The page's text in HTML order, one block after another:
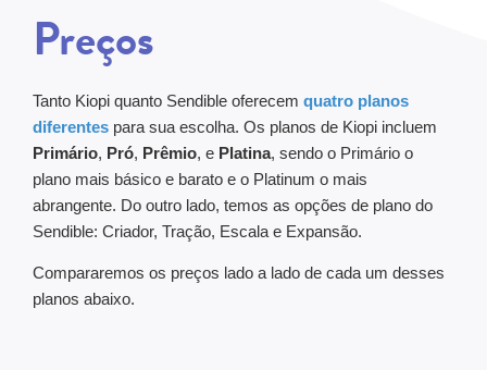
Preços
Tanto Kiopi quanto Sendible oferecem quatro planos
diferentes para sua escolha. Os planos de Kiopi incluem
Primário, Pró, Prêmio, e Platina, sendo o Primário o
plano mais básico e barato e o Platinum o mais
abrangente. Do outro lado, temos as opções de plano do
Sendible: Criador, Tração, Escala e Expansão.
Compararemos os preços lado a lado de cada um desses
planos abaixo.